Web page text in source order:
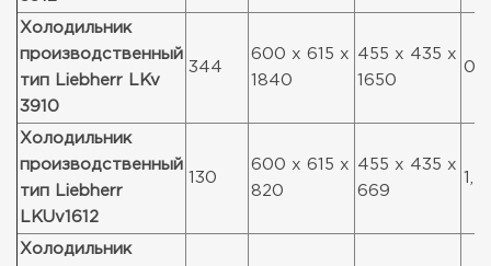
Холодильник
производственный
тип Liebherr LKv
3910
344
600 x 615 x
1840
455 x 435 x
1650
0,8
Холодильник
производственный
тип Liebherr
LKUv1612
130
600 x 615 x
820
455 x 435 x
669
1,2
Холодильник